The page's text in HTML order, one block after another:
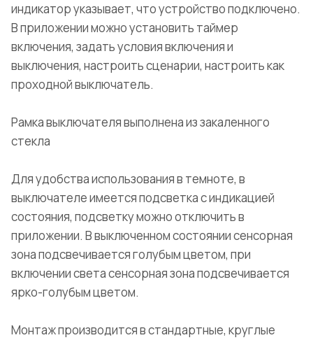
индикатор указывает, что устройство подключено.
В приложении можно установить таймер
включения, задать условия включения и
выключения, настроить сценарии, настроить как
проходной выключатель.
Рамка выключателя выполнена из закаленного
стекла
Для удобства использования в темноте, в
выключателе имеется подсветка с индикацией
состояния, подсветку можно отключить в
приложении. В выключенном состоянии сенсорная
зона подсвечивается голубым цветом, при
включении света сенсорная зона подсвечивается
ярко-голубым цветом.
Монтаж производится в стандартные, круглые